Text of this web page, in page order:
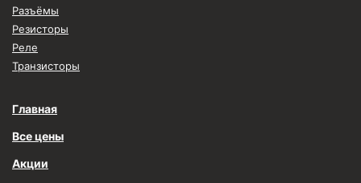
Разъёмы
Резисторы
Реле
Транзисторы
Главная
Все цены
Акции